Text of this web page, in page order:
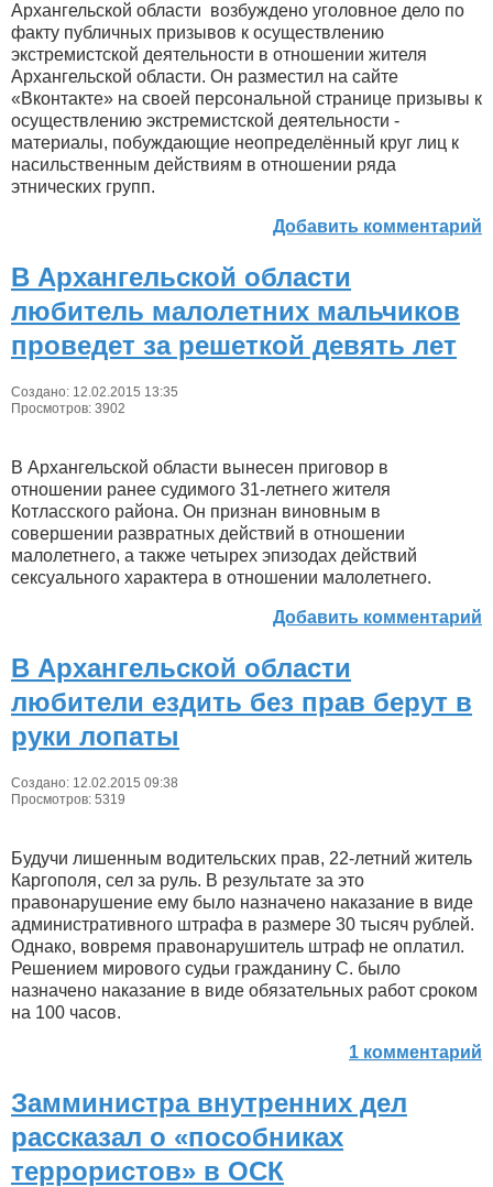
Архангельской области возбуждено уголовное дело по
факту публичных призывов к осуществлению
экстремистской деятельности в отношении жителя
Архангельской области. Он разместил на сайте
«Вконтакте» на своей персональной странице призывы к
осуществлению экстремистской деятельности -
материалы, побуждающие неопределённый круг лиц к
насильственным действиям в отношении ряда
этнических групп.
Добавить комментарий
В Архангельской области
любитель малолетних мальчиков
проведет за решеткой девять лет
Создано: 12.02.2015 13:35
Просмотров: 3902
В Архангельской области вынесен приговор в
отношении ранее судимого 31-летнего жителя
Котласского района. Он признан виновным в
совершении развратных действий в отношении
малолетнего, а также четырех эпизодах действий
сексуального характера в отношении малолетнего.
Добавить комментарий
В Архангельской области
любители ездить без прав берут в
руки лопаты
Создано: 12.02.2015 09:38
Просмотров: 5319
Будучи лишенным водительских прав, 22-летний житель
Каргополя, сел за руль. В результате за это
правонарушение ему было назначено наказание в виде
административного штрафа в размере 30 тысяч рублей.
Однако, вовремя правонарушитель штраф не оплатил.
Решением мирового судьи гражданину С. было
назначено наказание в виде обязательных работ сроком
на 100 часов.
1 комментарий
Замминистра внутренних дел
рассказал о «пособниках
террористов» в ОСК